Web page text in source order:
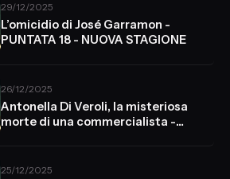
29/12/2025
L’omicidio di José Garramon -
PUNTATA 18 - NUOVA STAGIONE
26/12/2025
Antonella Di Veroli, la misteriosa
morte di una commercialista -
25/12/2025